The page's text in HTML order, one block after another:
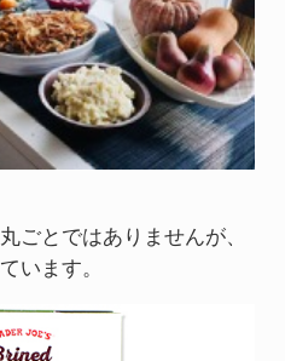
ごとではありませんが、
います。